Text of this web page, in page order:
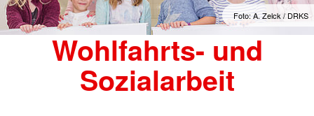
Foto: A. Zelck / DRKS
Wohlfahrts- und
Sozialarbeit